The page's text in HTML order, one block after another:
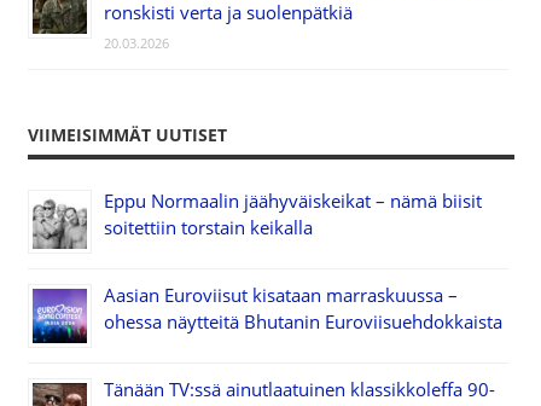
ronskisti verta ja suolenpätkiä
20.03.2026
VIIMEISIMMÄT UUTISET
Eppu Normaalin jäähyväiskeikat – nämä biisit
soitettiin torstain keikalla
Aasian Euroviisut kisataan marraskuussa –
ohessa näytteitä Bhutanin Euroviisuehdokkaista
Tänään TV:ssä ainutlaatuinen klassikkoleffa 90-